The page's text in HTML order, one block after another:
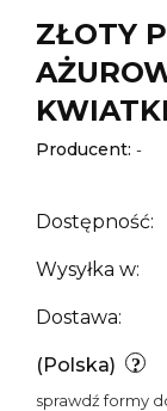
ZŁOTY
Producent: -
Dostępność:
Wysyłka w:
Dostawa:
(Polska)
sprawdź formy